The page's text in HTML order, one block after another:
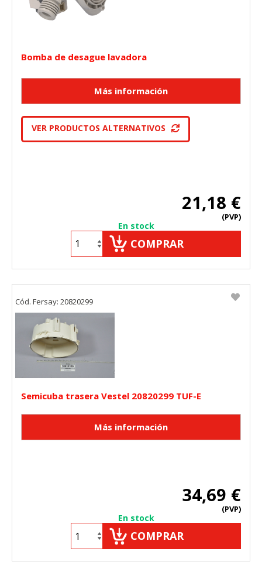
Bomba de desague lavadora
VER PRODUCTOS ALTERNATIVOS
21,18 €
(PVP)
En stock
COMPRAR
Semicuba trasera Vestel 20820299 TUF-E
34,69 €
(PVP)
En stock
COMPRAR
Cód. Fersay: 20820299